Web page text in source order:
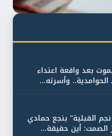
بعد واقعة اعتداء
الحوامدية.. وأسرته...
القبلية" بنجع حمادي
أين حقيقة...